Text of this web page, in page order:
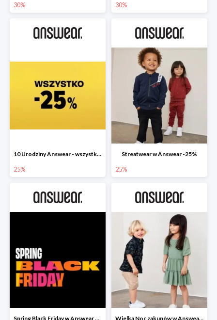
30% 30%
10 Urodziny Answear - wszystko -25%
25%
Streatwear w Answear -25%
25%
Spring Black Friday w Answear do -40% Wielka Noc zakupów w Answear do -30%